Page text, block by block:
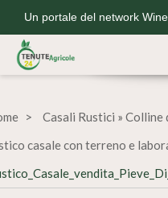
Un portale del network
Casali Rustici » Colline
casale con terreno e